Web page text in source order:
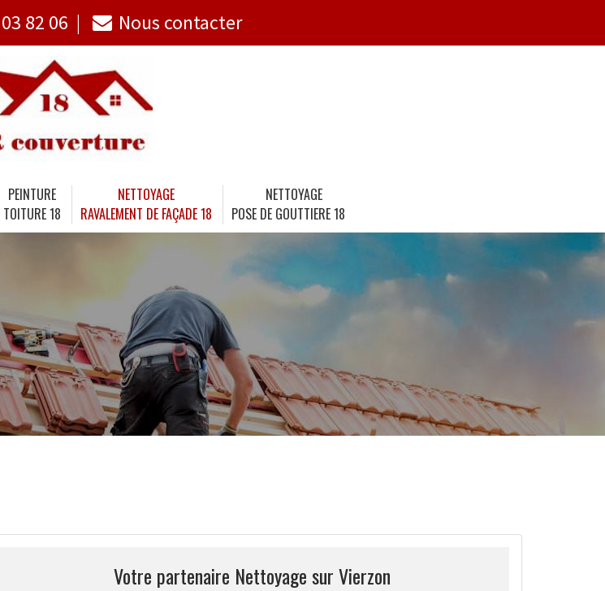
82 06 Nous contacter
PEINTURE
TOITURE 18
NETTOYAGE
RAVALEMENT DE FAÇADE 18
NETTOYAGE
POSE DE GOUTTIERE 18
Votre partenaire Nettoyage sur Vierzon